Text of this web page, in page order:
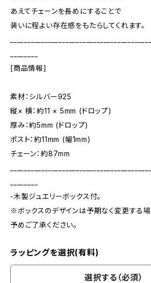
あえてチェーンを長めにすることで
装いに程よい存在感をもたらしてくれます。
[商品情報]
素材：シルバー925
縦× 横：約11 × 5mm (ドロップ)
厚み：約5mm (ドロップ)
ポスト：約11mm (幅1mm)
チェーン：約87mm
-木製ジュエリーボックス付。
※ボックスのデザインは予期なく変更する場
予めご了承ください。
ラッピングを選択(有料)
選択する（必須）